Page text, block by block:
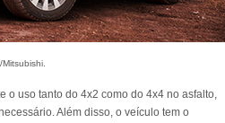
o uso tanto do 4x2 como do 4x4 no asfalto,
Além disso, o veículo tem o